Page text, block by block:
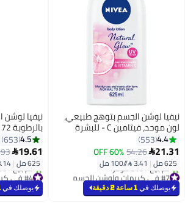
نيفيا لوشن الجسم بتوهج طبيعي،
لون موحد، فيتامين C - للبشرة
العادية إلى الجافة
4.4
553
21.31
54.26
60% OFF
625 مل |
#7 في كريمات ولوشن الجسم
بتخلّص بسرعة
تم بيع +810 مؤخرًا
يوصلك في 1 ساعة 2 دقيقة
نيفيا
بالرطوبة 72 ساعة
4.5
653
19.61
625 مل |
#4 في كريمات ولوشن الجسم
بتخلّص
تم بيع +690 مؤخرًا
يوصلك في 1